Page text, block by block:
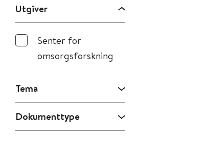
Utgiver
Senter for
omsorgsforskning
Tema
Dokumenttype